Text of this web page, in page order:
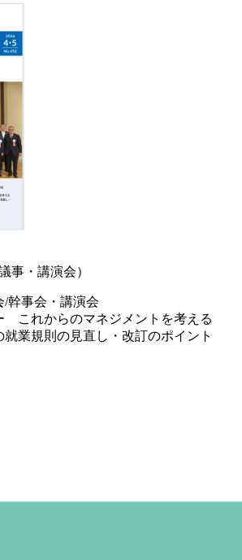
事・講演会）
/幹事会・講演会
これからのマネジメントを考える
就業規則の見直し・改訂のポイント